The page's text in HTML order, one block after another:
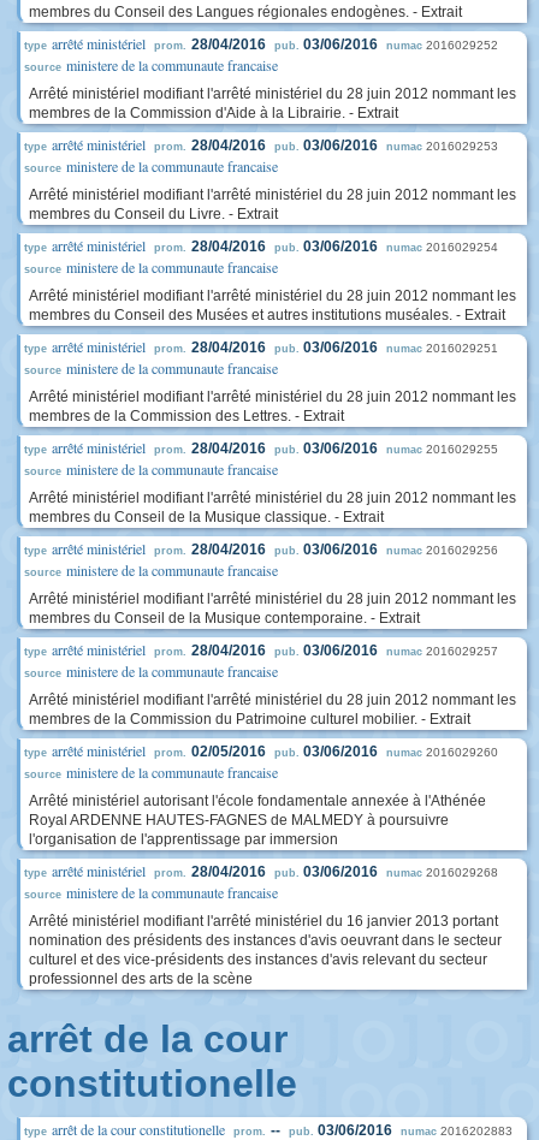
membres du Conseil des Langues régionales endogènes. - Extrait
type arrêté ministériel prom. 28/04/2016 pub. 03/06/2016 numac 2016029252
source ministere de la communaute francaise
Arrêté ministériel modifiant l'arrêté ministériel du 28 juin 2012 nommant les
membres de la Commission d'Aide à la Librairie. - Extrait
type arrêté ministériel prom. 28/04/2016 pub. 03/06/2016 numac 2016029253
source ministere de la communaute francaise
Arrêté ministériel modifiant l'arrêté ministériel du 28 juin 2012 nommant les
membres du Conseil du Livre. - Extrait
type arrêté ministériel prom. 28/04/2016 pub. 03/06/2016 numac 2016029254
source ministere de la communaute francaise
Arrêté ministériel modifiant l'arrêté ministériel du 28 juin 2012 nommant les
membres du Conseil des Musées et autres institutions muséales. - Extrait
type arrêté ministériel prom. 28/04/2016 pub. 03/06/2016 numac 2016029251
source ministere de la communaute francaise
Arrêté ministériel modifiant l'arrêté ministériel du 28 juin 2012 nommant les
membres de la Commission des Lettres. - Extrait
type arrêté ministériel prom. 28/04/2016 pub. 03/06/2016 numac 2016029255
source ministere de la communaute francaise
Arrêté ministériel modifiant l'arrêté ministériel du 28 juin 2012 nommant les
membres du Conseil de la Musique classique. - Extrait
type arrêté ministériel prom. 28/04/2016 pub. 03/06/2016 numac 2016029256
source ministere de la communaute francaise
Arrêté ministériel modifiant l'arrêté ministériel du 28 juin 2012 nommant les
membres du Conseil de la Musique contemporaine. - Extrait
type arrêté ministériel prom. 28/04/2016 pub. 03/06/2016 numac 2016029257
source ministere de la communaute francaise
Arrêté ministériel modifiant l'arrêté ministériel du 28 juin 2012 nommant les
membres de la Commission du Patrimoine culturel mobilier. - Extrait
type arrêté ministériel prom. 02/05/2016 pub. 03/06/2016 numac 2016029260
source ministere de la communaute francaise
Arrêté ministériel autorisant l'école fondamentale annexée à l'Athénée
Royal ARDENNE HAUTES-FAGNES de MALMEDY à poursuivre
l'organisation de l'apprentissage par immersion
type arrêté ministériel prom. 28/04/2016 pub. 03/06/2016 numac 2016029268
source ministere de la communaute francaise
Arrêté ministériel modifiant l'arrêté ministériel du 16 janvier 2013 portant
nomination des présidents des instances d'avis oeuvrant dans le secteur
culturel et des vice-présidents des instances d'avis relevant du secteur
professionnel des arts de la scène
arrêt de la cour
constitutionelle
type arrêt de la cour constitutionelle prom. -- pub. 03/06/2016 numac 2016202883